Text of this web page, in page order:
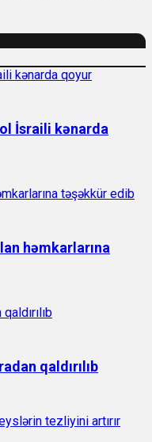
İsraili kənarda
həmkarlarına
qaldırılıb